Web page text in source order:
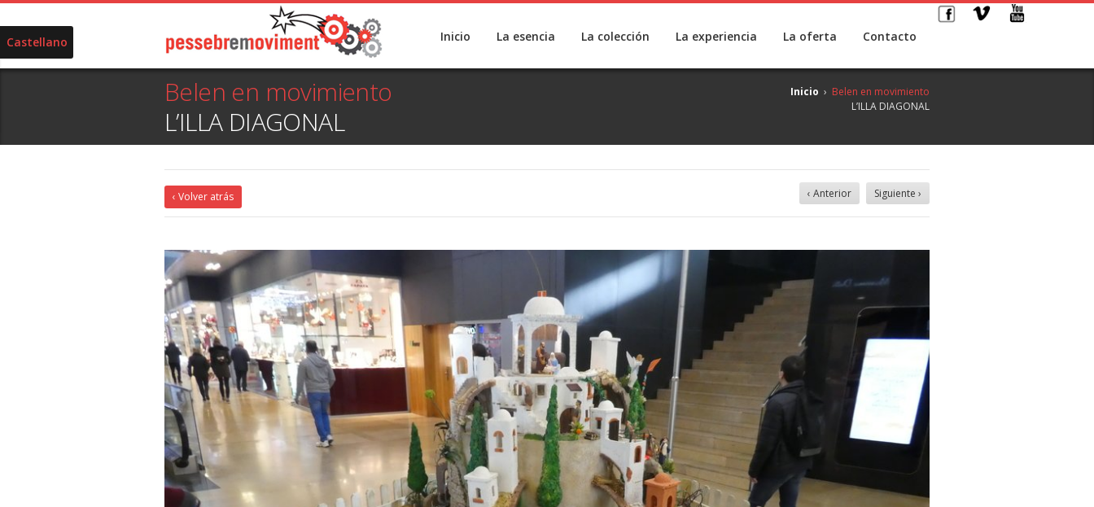
Castellano Inicio La esencia La colección La experiencia La oferta Contacto
Belen en movimiento
L’ILLA DIAGONAL
Inicio › Belen en movimiento
L’ILLA DIAGONAL
‹ Volver atrás ‹ Anterior Siguiente ›